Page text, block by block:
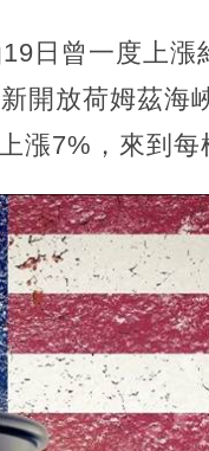
日曾一度上
開放荷姆茲海
漲7%，來到每